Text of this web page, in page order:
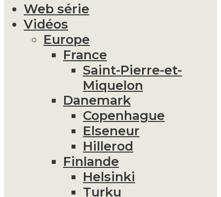
Web série
Vidéos
Europe
France
Saint-Pierre-et-
Miquelon
Danemark
Copenhague
Elseneur
Hillerod
Finlande
Helsinki
Turku